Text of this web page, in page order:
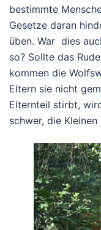
bestimmte
Gesetze daran
üben. War dies
so? Sollte das
kommen die
Eltern sie nicht
Elternteil stirbt,
schwer, die